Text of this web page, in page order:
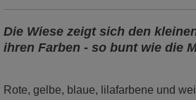
Die Wiese zeigt sich den
ihren Farben - so bunt wie die
Rote, gelbe, blaue, lilafarbene und